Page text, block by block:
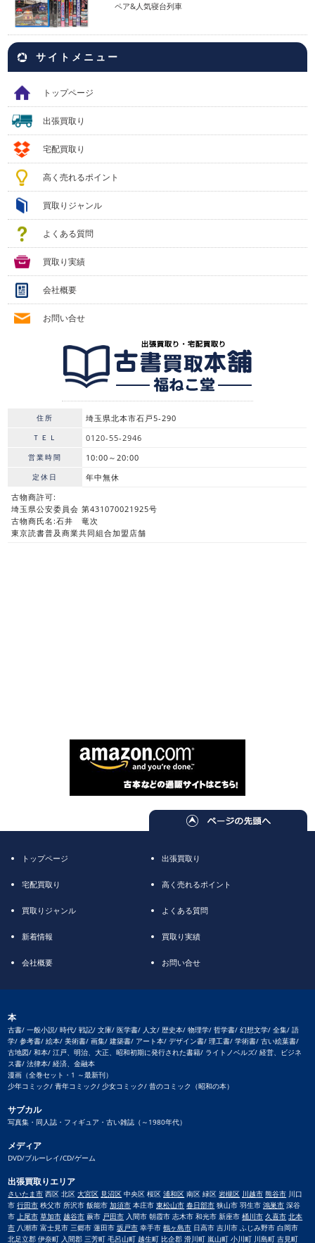
ペア&人気寝台列車
サイトメニュー
トップページ
出張買取り
宅配買取り
高く売れるポイント
買取りジャンル
よくある質問
買取り実績
会社概要
お問い合せ
住所 埼玉県北本市石戸5-290
ＴＥＬ 0120-55-2946
営業時間 10:00～20:00
定休日
年中無休
古物商許可:
埼玉県公安委員会 第431070021925号
古物商氏名:石井 竜次
東京読書普及商業共同組合加盟店舗
トップページ 出張買取り
宅配買取り 高く売れるポイント
買取りジャンル よくある質問
新着情報 買取り実績
会社概要 お問い合せ
本
古書/ 一般小説/ 時代/ 戦記/ 文庫/ 医学書/ 人文/ 歴史本/ 物理学/ 哲学書/ 幻想文学/ 全集/ 語
学/ 参考書/ 絵本/ 美術書/ 画集/ 建築書/ アート本/ デザイン書/ 理工書/ 学術書/ 古い絵葉書/
古地図/ 和本/ 江戸、明治、大正、昭和初期に発行された書籍/ ライトノベルズ/ 経営、ビジネ
ス書/ 法律本/ 経済、金融本
漫画（全巻セット・1 ～最新刊）
少年コミック/ 青年コミック/ 少女コミック/ 昔のコミック（昭和の本）
サブカル
写真集・同人誌・フィギュア・古い雑誌（～1980年代）
メディア
DVD/ブルーレイ/CD/ゲーム
出張買取りエリア
さいたま市 西区 北区大宮区 見沼区 中央区 桜区浦和区 南区 緑区岩槻区 川越市 熊谷市 川口
市行田市 秩父市 所沢市 飯能市加須市 本庄市東松山市 春日部市 狭山市 羽生市鴻巣市 深谷
市 上尾市 草加市 越谷市 蕨市 戸田市 入間市 朝霞市 志木市 和光市 新座市桶川市 久喜市 北本
市 八潮市 富士見市 三郷市 蓮田市坂戸市 幸手市鶴ヶ島市 日高市 吉川市 ふじみ野市 白岡市
北足立郡 伊奈町 入間郡 三芳町 毛呂山町 越生町 比企郡 滑川町 嵐山町 小川町 川島町 吉見町